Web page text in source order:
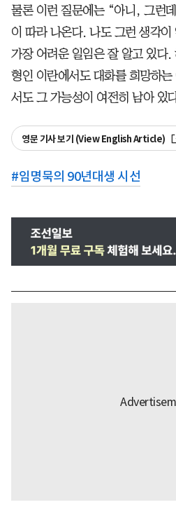
물론 이런 질문에는 “아니, 그런
이 따라 나온다. 나도 그런 생각
가장 어려운 일임은 잘 알고 있다.
형인 이란에서도 대화를 희망하
서도 그 가능성이 여전히 남아 있
영문 기사 보기 (View English Article)
#임명묵의 90년대생 시선